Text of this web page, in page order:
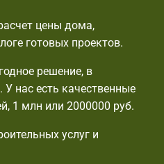
цены дома,
готовых проектов.
решение, в
нас есть качественные
1 млн или 2000000 руб.
услуг и